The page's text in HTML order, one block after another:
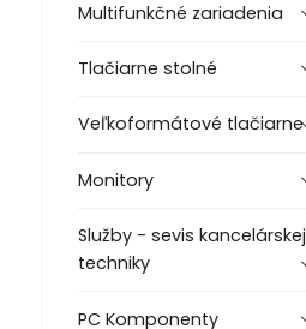
Multifunkčné zariadenia
Tlačiarne stolné
Veľkoformátové tlačiarne
Monitory
Služby - sevis kancelárskej
techniky
PC Komponenty